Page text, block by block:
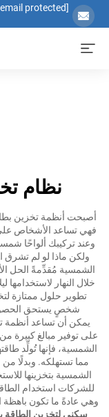
[email protected]
نظام
أصبحت أنظمة تخزين
فهي تساعد الأشخاص على
وعند تركيبك ألواحًا
ولكن ماذا لو لم تشرق
الشمسية مُقدِّمةً الحل
تطوير حلول ممتازة
شخصٍ يستحق
يمكن أن تساعد أنظمة
على توفير مبالغ كبيرة
الشمسية، فإنها تُولِّد
مما تستهلكه. وبدلًا من
الشمسية بتخزينها
للشركات استخدام
وهي عادةً ما تكون باهظة